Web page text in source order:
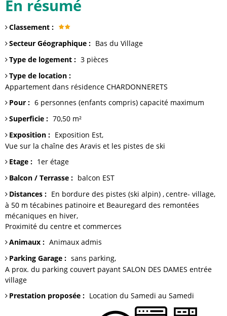
En résumé
Classement :
Secteur Géographique : Bas du Village
Type de logement : 3 pièces
Type de location :
Appartement dans résidence CHARDONNERETS
Pour : 6 personnes (enfants compris) capacité maximum
Superficie : 70,50 m²
Exposition : Exposition Est
Vue sur la chaîne des Aravis et les pistes de ski
Etage : 1er étage
Balcon / Terrasse : balcon EST
Distances : En bordure des pistes (ski alpin) centre- village
à 50 m técabines patinoire et Beauregard des remontées
mécaniques en hiver
Proximité du centre et commerces
Animaux : Animaux admis
Parking Garage : sans parking
A prox. du parking couvert payant SALON DES DAMES entrée
village
Prestation proposée : Location du Samedi au Samedi